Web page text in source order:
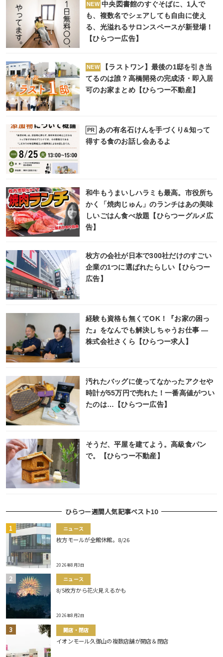
NEW 中央図書館のすぐそばに、1人で
も、複数名でシェアしても自由に使え
る、光溢れるサロンスペースが新登場！
【ひらつー広告】
NEW
【ラストワン】最後の1邸を引き当
てるのは誰？高橋開発の完成済・即入居
可のお家まとめ【ひらつー不動産】
PR
あの有名石けんを手づくり&知って
得する食のお話し会あるよ
和牛もうまいしハラミも最高。市役所ち
かく「焼肉じゅん」のランチはあの美味
しいごはん食べ放題【ひらつーグルメ広
告】
枚方の会社が日本で300社だけのすごい
企業の1つに選ばれたらしい【ひらつー
広告】
経験も資格も無くてOK！『お家の困っ
た』をなんでも解決しちゃうお仕事 ―
株式会社さくら【ひらつー求人】
汚れたバッグに使ってなかったアクセや
時計が55万円で売れた！一番高値がつい
たのは…【ひらつー広告】
そうだ、平屋を建てよう。高級食パン
で。【ひらつー不動産】
ひらつー週間人気記事ベスト10
ニュース
枚方モールが全館休館。8/26
2026年8月3日
ニュース
8/5枚方から花火見えるかも
2026年8月2日
開店・閉店
イオンモール久御山の複数店舗が開店＆閉店